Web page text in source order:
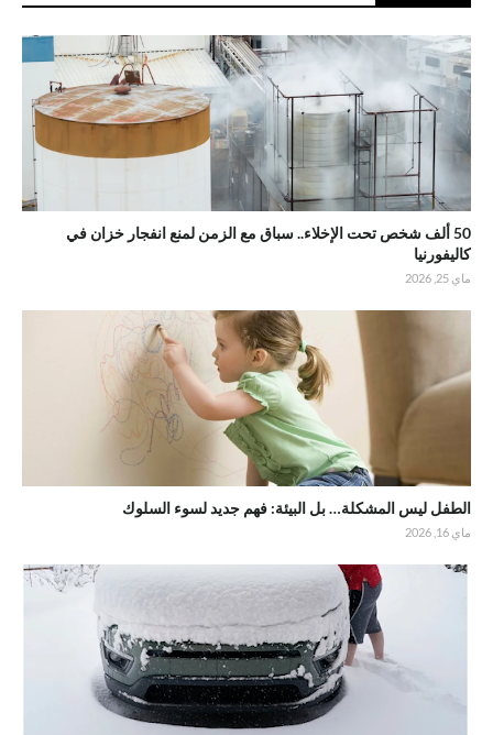
50 ألف شخص تحت الإخلاء.. سباق مع الزمن لمنع انفجار خزان في
كاليفورنيا
ماي 25, 2026
الطفل ليس المشكلة… بل البيئة: فهم جديد لسوء السلوك
ماي 16, 2026